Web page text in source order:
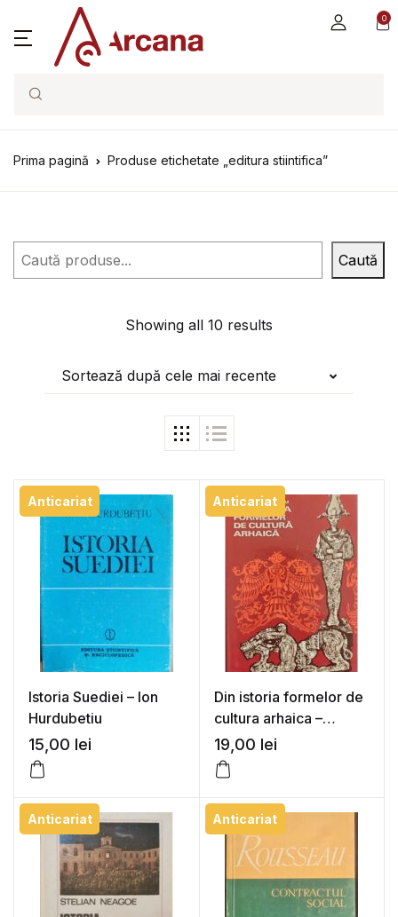
0
Search
Prima pagină Produse etichetate „editura stiintifica”
Caută Caută
Showing all 10 results
Sortează după cele mai recente
Anticariat
Istoria Suediei – Ion
Hurdubetiu
15,00 lei
Anticariat
Din istoria formelor de
cultura arhaica –
George Musu
19,00 lei
Anticariat Anticariat